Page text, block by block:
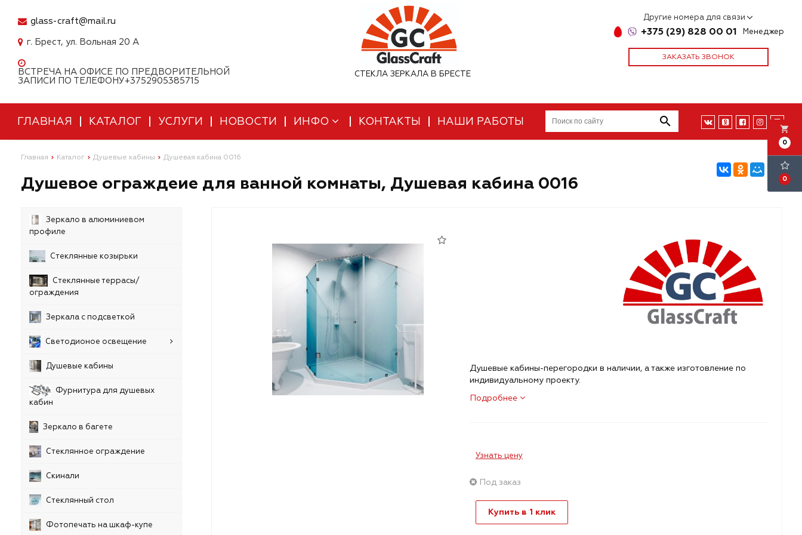
glass-craft@mail.ru
г. Брест, ул. Вольная 20 А
ВСТРЕЧА НА ОФИСЕ ПО ПРЕДВОРИТЕЛЬНОЙ
ЗАПИСИ ПО ТЕЛЕФОНУ+3752905385715
СТЕКЛА ЗЕРКАЛА В БРЕСТЕ
Другие номера для связи
+375 (29) 828 00 01 Менеджер
ЗАКАЗАТЬ ЗВОНОК
ГЛАВНАЯ КАТАЛОГ УСЛУГИ НОВОСТИ ИНФО КОНТАКТЫ НАШИ РАБОТЫ
Главная Каталог Душевые кабины Душевая кабина 0016
Душевое ограждеие для ванной комнаты, Душевая кабина 0016
local_grocery_store
0
0
Зеркало в алюминиевом
профиле
Стеклянные козырьки
Стеклянные террасы/
ограждения
Зеркала с подсветкой
Светодионое освещение
Душевые кабины
Фурнитура для душевых
кабин
Зеркало в багете
Стеклянное ограждение
Скинали
Стеклянный стол
Фотопечать на шкаф-купе
Душевые кабины-перегородки в наличии, а также изготовление по
индивидуальному проекту.
Подробнее
Узнать цену
Под заказ
Купить в 1 клик